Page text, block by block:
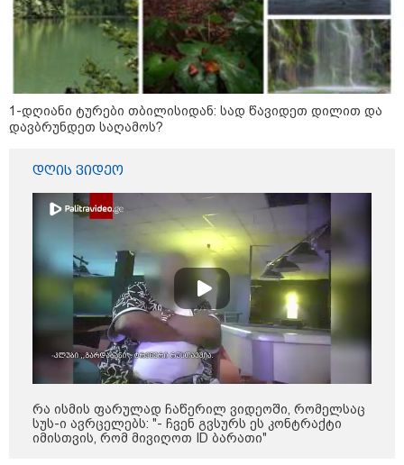
21:03 / 05-08-2026
რამ გამოიწვია საქართველოს
ელექტროენერგეტიკული სისტემის სრული
გათიშვა - რას ამბობს სემეკ-ის წევრი
სამოქალაქო საზოგადოების
წარმომადგენლები 2008 წლის
რუსეთ-საქართველოს აგვისტოს
1-დღიანი ტურები თბილისიდან: სად წავიდეთ დილით და
დავბრუნდეთ საღამოს?
დღის ვიდეო
რა ისმის ფარულად ჩაწერილ ვიდეოში, რომელსაც
სუს-ი ავრცელებს: "- ჩვენ გვსურს ეს კონტრაქტი
იმისთვის, რომ მივიღოთ ID ბარათი"